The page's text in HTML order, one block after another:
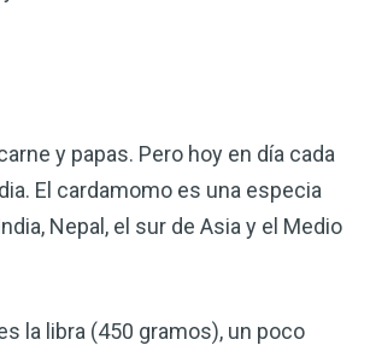
y papas. Pero hoy en día cada
El cardamomo es una especia
Nepal, el sur de Asia y el Medio
la libra (450 gramos), un poco